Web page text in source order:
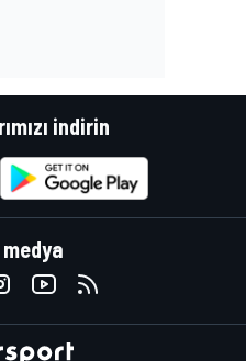
indirin